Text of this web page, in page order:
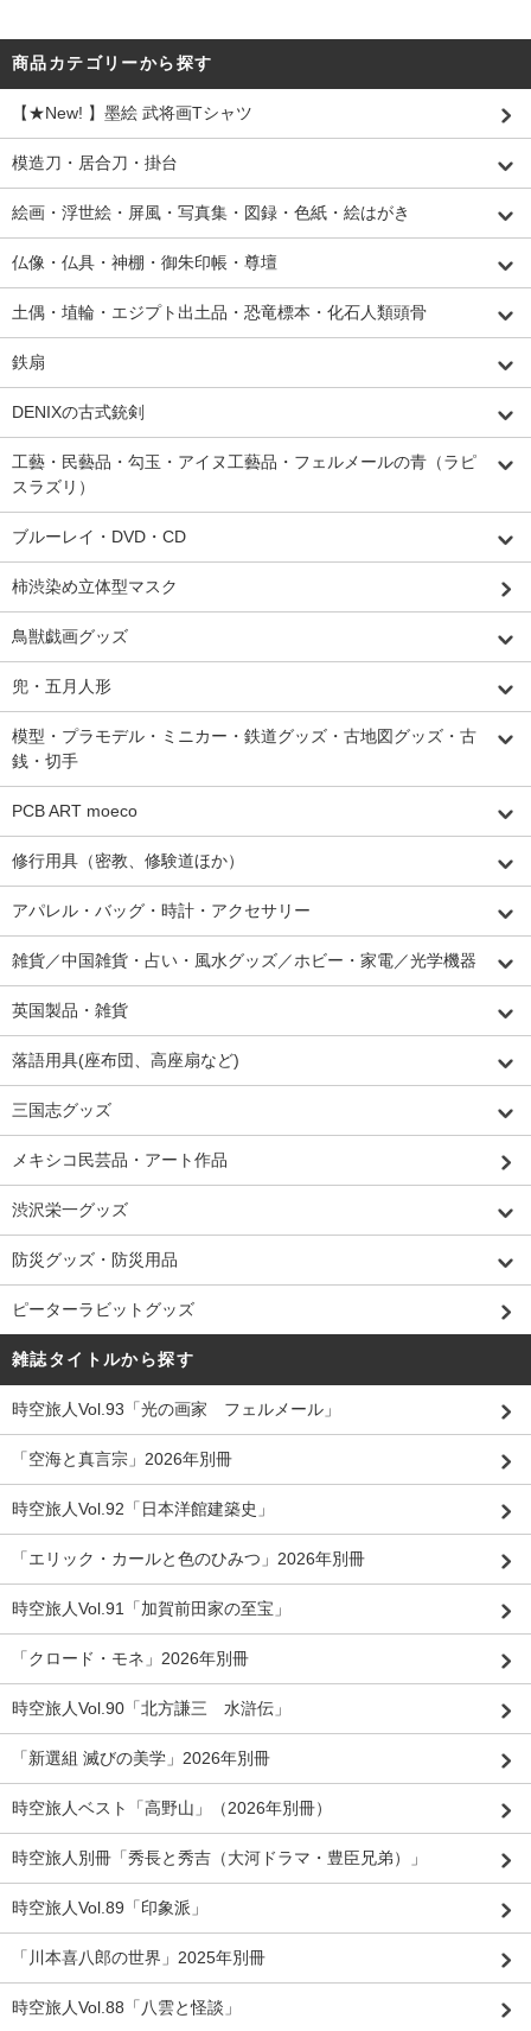
商品カテゴリーから探す
【★New! 】墨絵 武将画Tシャツ
模造刀・居合刀・掛台
絵画・浮世絵・屏風・写真集・図録・色紙・絵はがき
仏像・仏具・神棚・御朱印帳・尊壇
土偶・埴輪・エジプト出土品・恐竜標本・化石人類頭骨
鉄扇
DENIXの古式銃剣
工藝・民藝品・勾玉・アイヌ工藝品・フェルメールの青（ラピ
スラズリ）
ブルーレイ・DVD・CD
柿渋染め立体型マスク
鳥獣戯画グッズ
兜・五月人形
模型・プラモデル・ミニカー・鉄道グッズ・古地図グッズ・古
銭・切手
PCB ART moeco
修行用具（密教、修験道ほか）
アパレル・バッグ・時計・アクセサリー
雑貨／中国雑貨・占い・風水グッズ／ホビー・家電／光学機器
英国製品・雑貨
落語用具(座布団、高座扇など)
三国志グッズ
メキシコ民芸品・アート作品
渋沢栄一グッズ
防災グッズ・防災用品
ピーターラビットグッズ
雑誌タイトルから探す
時空旅人Vol.93「光の画家 フェルメール」
「空海と真言宗」2026年別冊
時空旅人Vol.92「日本洋館建築史」
「エリック・カールと色のひみつ」2026年別冊
時空旅人Vol.91「加賀前田家の至宝」
「クロード・モネ」2026年別冊
時空旅人Vol.90「北方謙三 水滸伝」
「新選組 滅びの美学」2026年別冊
時空旅人ベスト「高野山」（2026年別冊）
時空旅人別冊「秀長と秀吉（大河ドラマ・豊臣兄弟）」
時空旅人Vol.89「印象派」
「川本喜八郎の世界」2025年別冊
時空旅人Vol.88「八雲と怪談」